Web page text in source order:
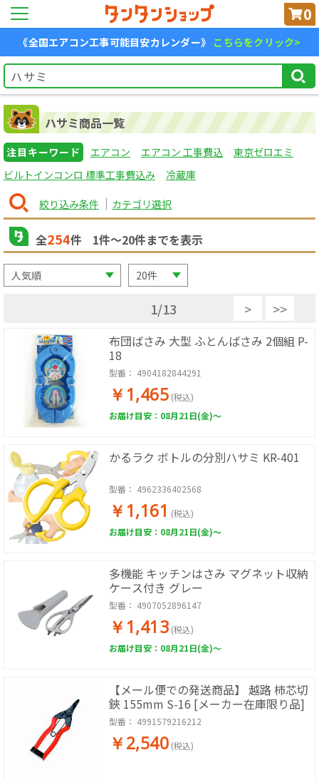
0
《全国エアコン工事可能目安カレンダー》 こちらをクリック>
ハサミ商品一覧
注目キーワード エアコン エアコン 工事費込
東京ゼロエミ
ビルトインコンロ 標準工事費込み
冷蔵庫
絞り込み条件 カテゴリ選択
全254件 1件〜20件までを表示
1/13 > >>
布団ばさみ 大型 ふとんばさみ 2個組 P-
18
型番： 4904182844291
￥1,465 (税込)
お届け目安：08月21日(金)～
かるラク ボトルの分別ハサミ KR-401
型番： 4962336402568
￥1,161 (税込)
お届け目安：08月21日(金)～
多機能 キッチンはさみ マグネット収納
ケース付き グレー
型番： 4907052896147
￥1,413 (税込)
お届け目安：08月21日(金)～
【メール便での発送商品】 越路 柿芯切
鋏 155mm S-16 [メーカー在庫限り品]
型番： 4991579216212
￥2,540 (税込)